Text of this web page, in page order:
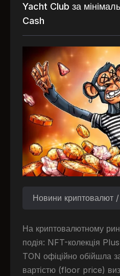
Yacht Club за
Cash
Новини криптовалют
На криптовалютному
подія: NFT-колекція
TON офіційно обійшла
вартістю (floor price)